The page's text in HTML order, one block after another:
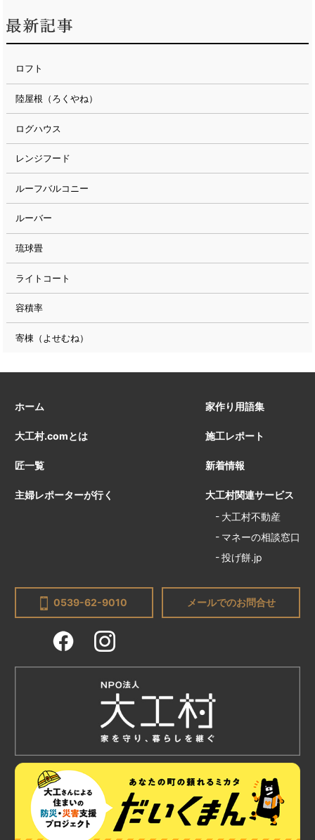
ロフト
陸屋根（ろくやね）
ログハウス
レンジフード
ルーフバルコニー
ルーバー
琉球畳
ライトコート
容積率
寄棟（よせむね）
ホーム
大工村.comとは
匠一覧
主婦レポーターが行く
家作り用語集
施工レポート
新着情報
大工村関連サービス
大工村不動産
マネーの相談窓口
投げ餅.jp
0539-62-9010 メールでのお問合せ